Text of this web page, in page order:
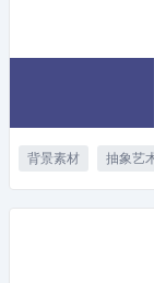
背景素材 抽象艺